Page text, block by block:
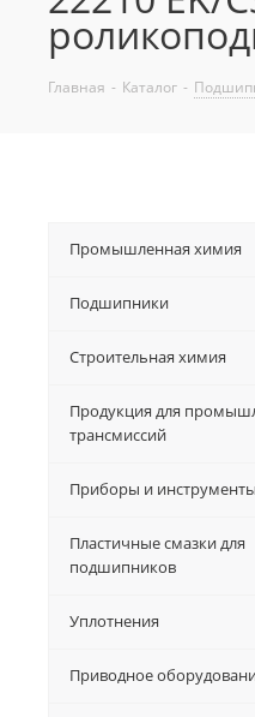
Главная - Каталог -
Промышленная химия
Подшипники
Строительная химия
Продукция для
трансмиссий
Приборы и инструменты
Пластичные смазки для
подшипников
Уплотнения
Приводное